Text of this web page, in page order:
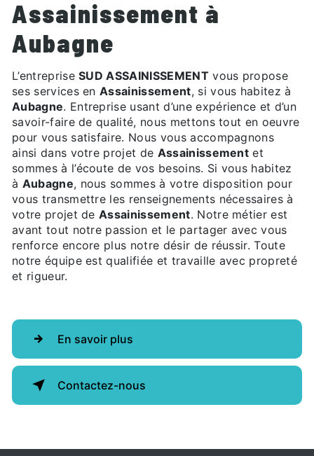
Assainissement à
Aubagne
L’entrepriseSUD ASSAINISSEMENTvous propose
ses services enAssainissement, si vous habitez à
Aubagne. Entreprise usant d’une expérience et d’un
savoir-faire de qualité, nous mettons tout en oeuvre
pour vous satisfaire. Nous vous accompagnons
ainsi dans votre projet de Assainissement et
sommes à l’écoute de vos besoins. Si vous habitez
à Aubagne, nous sommes à votre disposition pour
vous transmettre les renseignements nécessaires à
votre projet deAssainissement. Notre métier est
avant tout notre passion et le partager avec vous
renforce encore plus notre désir de réussir. Toute
notre équipe est qualifiée et travaille avec propreté
et rigueur.
En savoir plus
Contactez-nous